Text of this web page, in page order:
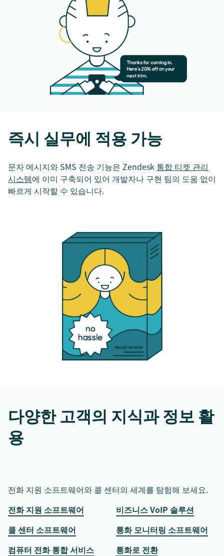
즉시 실무에 적용 가능
문자 메시지와 SMS 전송 기능은 Zendesk 통합 티켓 관리
시스템에 이미 구축되어 있어 개발자나 구현 팀의 도움 없이
빠르게 시작할 수 있습니다.
다양한 고객의 지식과 정보 활
용
전화 지원 소프트웨어와 콜 센터의 세계를 탐험해 보세요.
전화 지원 소프트웨어
비즈니스 VoIP 솔루션
콜 센터 소프트웨어
통화 모니터링 소프트웨어
컴퓨터 전화 통합 서비스
통화로 전환